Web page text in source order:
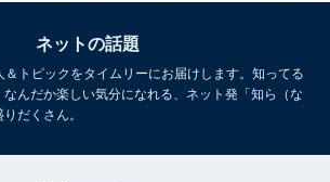
ネットの話題
＆トピックをタイムリーにお届けします。知ってる
んだか楽しい気分になれる、ネット発「知ら（な
だくさん。